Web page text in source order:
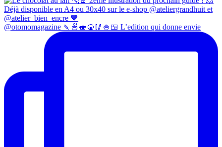
@otomomagazine 🍡🍜🍣🍘🥢🍚🍱 L’edition qui donne envie